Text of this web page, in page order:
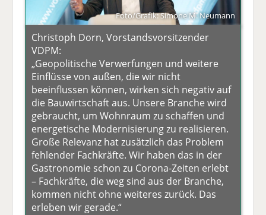
Foto/Grafik: Simone M. Neumann
Christoph Dorn, Vorstandsvorsitzender
VDPM:
„Geopolitische Verwerfungen und weitere
Einflüsse von außen, die wir nicht
beeinflussen können, wirken sich negativ auf
die Bauwirtschaft aus. Unsere Branche wird
gebraucht, um Wohnraum zu schaffen und
energetische Modernisierung zu realisieren.
Große Relevanz hat zusätzlich das Problem
fehlender Fachkräfte. Wir haben das in der
Gastronomie schon zu Corona-Zeiten erlebt
– Fachkräfte, die weg sind aus der Branche,
kommen nicht ohne weiteres zurück. Das
erleben wir gerade.“